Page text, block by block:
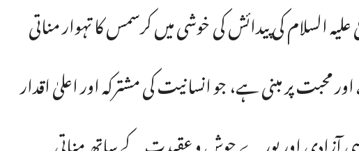
السلام کی پیدائش کی خوشی میں کرسمس کا تہوار مناتی
پر مبنی ہے، جو انسانیت کی مشترکہ اور اعلیٰ اقدار